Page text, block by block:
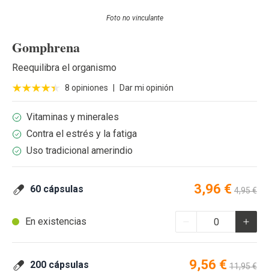
Foto no vinculante
Gomphrena
Reequilibra el organismo
8 opiniones Dar mi opinión
Vitaminas y minerales
Contra el estrés y la fatiga
Uso tradicional amerindio
60 cápsulas Special Price
3,96 € 4,95 €
En existencias
200 cápsulas Special Price
9,56 € Regular
11,95 €